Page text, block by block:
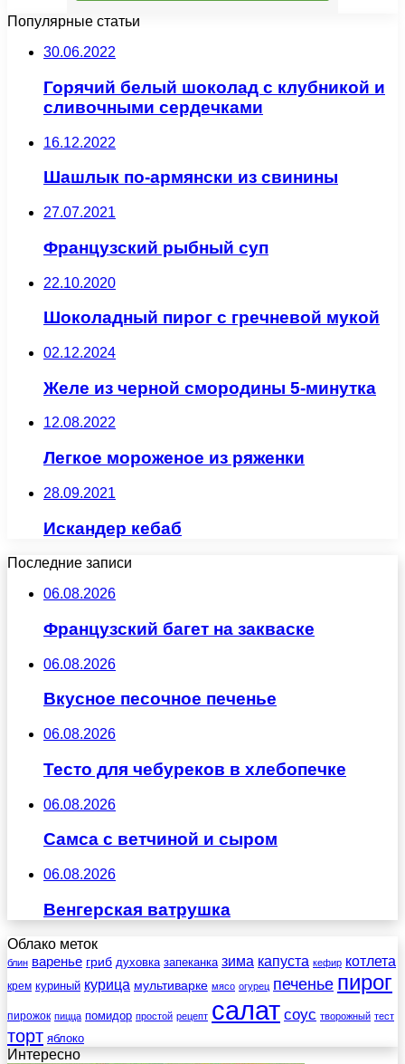
Популярные статьи
30.06.2022
Горячий белый шоколад с клубникой и
сливочными сердечками
16.12.2022
Шашлык по-армянски из свинины
27.07.2021
Французский рыбный суп
22.10.2020
Шоколадный пирог с гречневой мукой
02.12.2024
Желе из черной смородины 5-минутка
12.08.2022
Легкое мороженое из ряженки
28.09.2021
Искандер кебаб
Последние записи
06.08.2026
Французский багет на закваске
06.08.2026
Вкусное песочное печенье
06.08.2026
Тесто для чебуреков в хлебопечке
06.08.2026
Самса с ветчиной и сыром
06.08.2026
Венгерская ватрушка
Облако меток
блин варенье гриб духовка запеканка зима капуста кефир котлета
крем куриный курица мультиварке мясо огурец печенье пирог
пирожок пицца помидор простой рецепт салат соус творожный тест
торт яблоко
Интересно